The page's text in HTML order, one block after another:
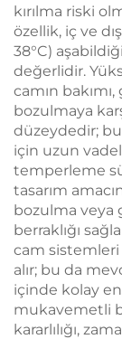
kırılma riski
özellik, iç ve dış
38°C)
değerlidir.
camın
bozulmaya
düzeydedir;
için uzun
temperleme
tasarım
bozulma veya
berraklığı
cam sistemleri
alır; bu da
içinde kolay
mukavemetli
kararlılığı,